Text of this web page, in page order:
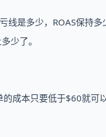
线是多少，ROAS保持
少了。
成本只要低于$60就可